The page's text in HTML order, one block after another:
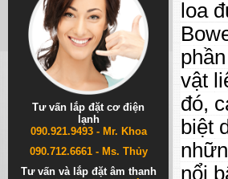
Tư vấn lắp đặt cơ điện
lạnh
090.921.9493 - Mr. Khoa
090.712.6661 - Ms. Thủy
Tư vấn và lắp đặt âm thanh
loa
vật
đó,
biệt
nổi